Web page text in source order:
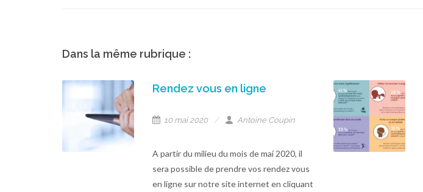
Dans la même rubrique :
Rendez vous en ligne
10 mai 2020 Antoine Coupin
A partir du milieu du mois de mai 2020, il
sera possible de prendre vos rendez vous
en ligne sur notre site internet en cliquant